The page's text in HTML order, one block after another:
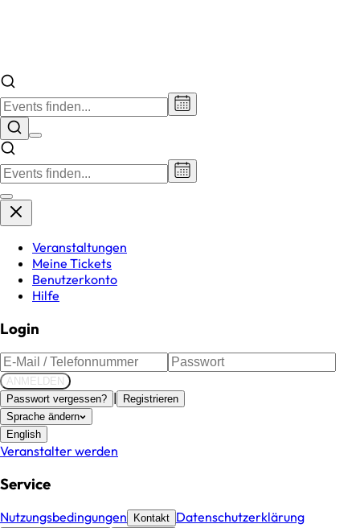
Veranstaltungen
Meine Tickets
Benutzerkonto
Hilfe
Login
ANMELDEN
Passwort vergessen? |
Registrieren
Sprache ändern
English
Veranstalter werden
Service
Nutzungsbedingungen Kontakt Datenschutzerklärung